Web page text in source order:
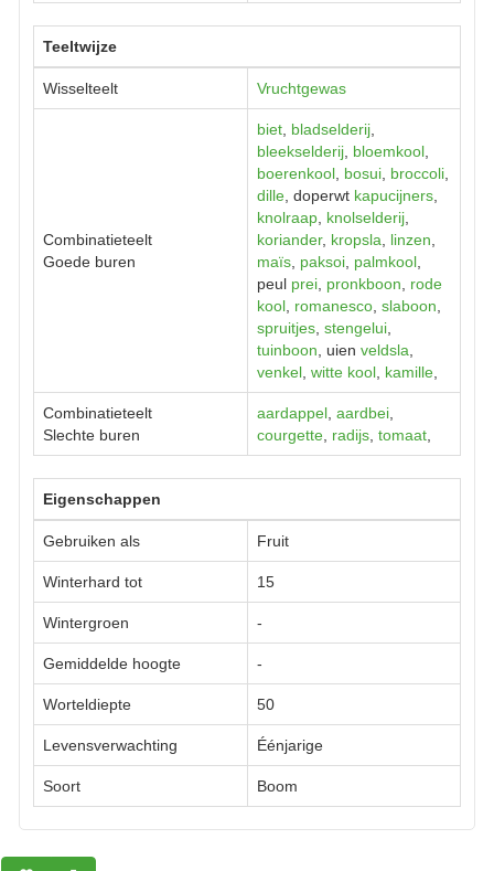
Teeltwijze
Wisselteelt Vruchtgewas
Combinatieteelt
Goede buren
biet bladselderij
bleekselderij bloemkool
boerenkool bosui broccoli
dille , doperwt kapucijners
knolraap knolselderij
koriander, kropsla linzen
maïs paksoi palmkool
peul prei pronkboon
rode
kool romanesco slaboon
spruitjes stengelui
tuinboon , uien veldsla
venkel witte kool kamille
Combinatieteelt
Slechte buren
aardappel aardbei
courgette radijs tomaat
Eigenschappen
Gebruiken als Fruit
Winterhard tot 15
Wintergroen -
Gemiddelde hoogte -
Worteldiepte 50
Levensverwachting Éénjarige
Soort Boom